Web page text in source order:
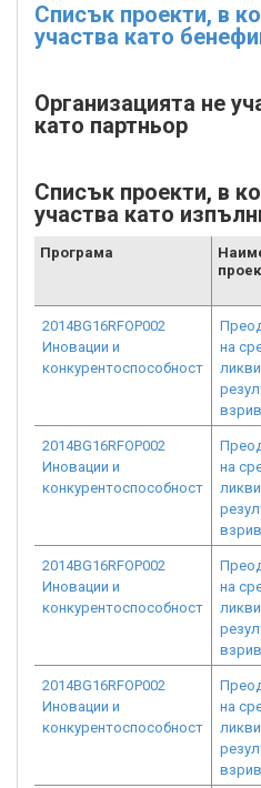
Списък проекти, в
участва като
Организацията не
като партньор
Списък проекти, в
участва като
Програма
2014BG16RFOP002
Иновации и
конкурентоспособност
на
2014BG16RFOP002
Иновации и
конкурентоспособност
на
2014BG16RFOP002
Иновации и
конкурентоспособност
на
2014BG16RFOP002
Иновации и
конкурентоспособност
на